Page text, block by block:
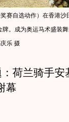
赛自选动作）在香港沙
牌。成为奥运马术盛装
乐 摄
兰骑手安
幕